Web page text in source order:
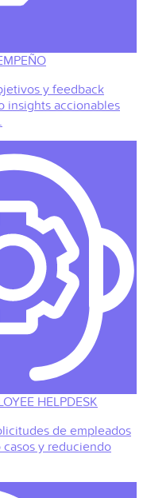
y feedback
insights accionables
HELPDESK
de empleados
y reduciendo